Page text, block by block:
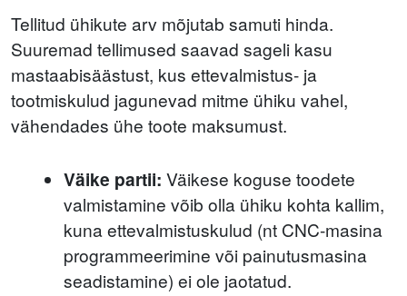
Tellitud ühikute arv mõjutab samuti hinda.
Suuremad tellimused saavad sageli kasu
mastaabisäästust, kus ettevalmistus- ja
tootmiskulud jagunevad mitme ühiku vahel,
vähendades ühe toote maksumust.
Väike partii: Väikese koguse toodete
valmistamine võib olla ühiku kohta kallim,
kuna ettevalmistuskulud (nt CNC-masina
programmeerimine või painutusmasina
seadistamine) ei ole jaotatud.